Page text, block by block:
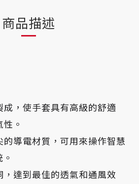
商品描述
，使手套具有高級的舒適
。
導電材質，可用來操作智慧
達到最佳的透氣和通風效